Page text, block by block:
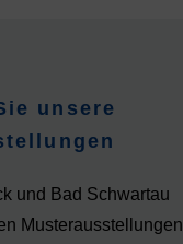
unsere
und Bad Schwartau
Musterausstellungen